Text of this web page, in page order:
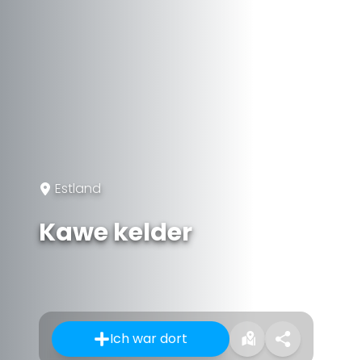
Estland
Kawe kelder
Ich war dort